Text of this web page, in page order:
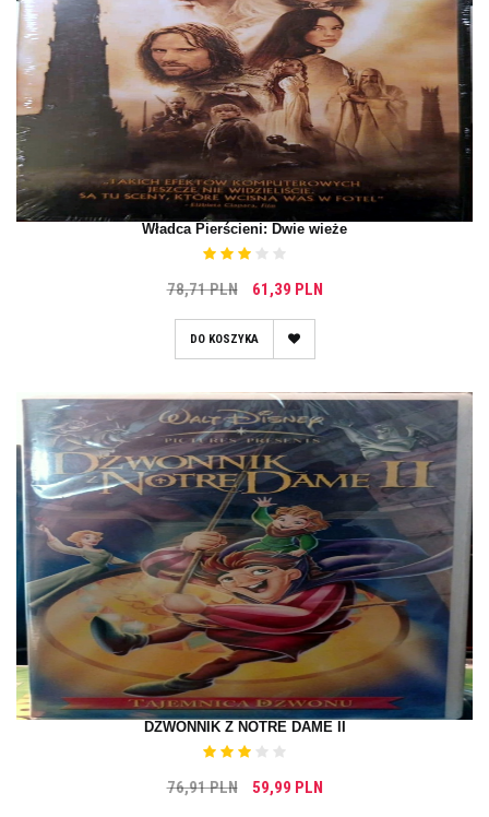
Władca Pierścieni: Dwie wieże
78,71 PLN 61,39 PLN
DO KOSZYKA
DZWONNIK Z NOTRE DAME II
76,91 PLN 59,99 PLN